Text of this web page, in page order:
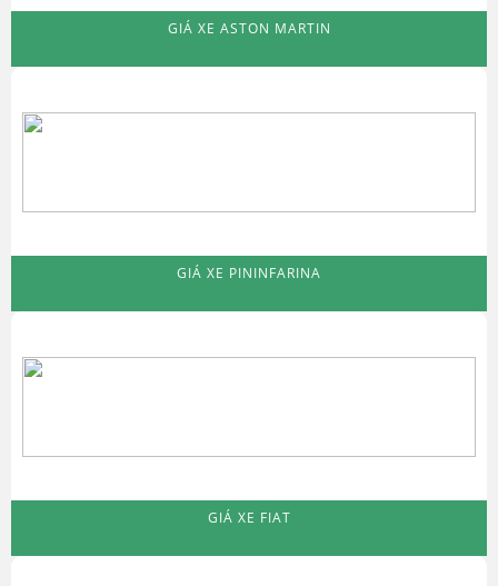
GIÁ XE ASTON MARTIN
GIÁ XE PININFARINA
GIÁ XE FIAT